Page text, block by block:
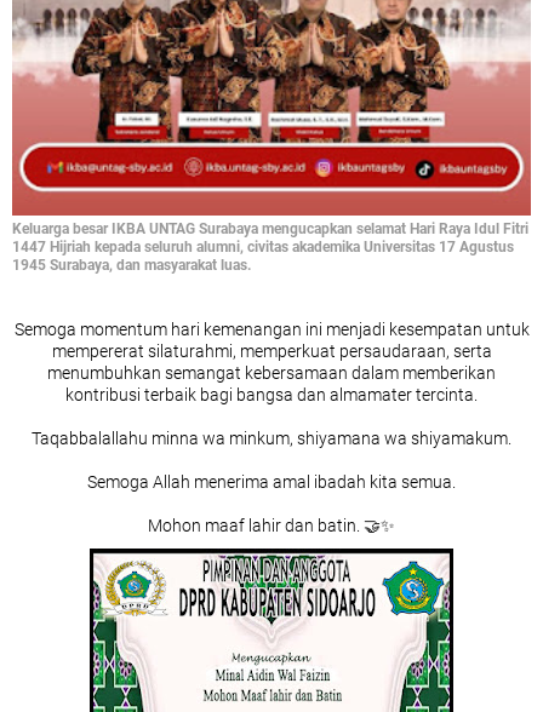
Keluarga besar IKBA UNTAG Surabaya mengucapkan selamat Hari Raya Idul Fitri
1447 Hijriah kepada seluruh alumni, civitas akademika Universitas 17 Agustus
1945 Surabaya, dan masyarakat luas.
Semoga momentum hari kemenangan ini menjadi kesempatan untuk
mempererat silaturahmi, memperkuat persaudaraan, serta
menumbuhkan semangat kebersamaan dalam memberikan
kontribusi terbaik bagi bangsa dan almamater tercinta.
Taqabbalallahu minna wa minkum, shiyamana wa shiyamakum.
Semoga Allah menerima amal ibadah kita semua.
Mohon maaf lahir dan batin. 🤝✨